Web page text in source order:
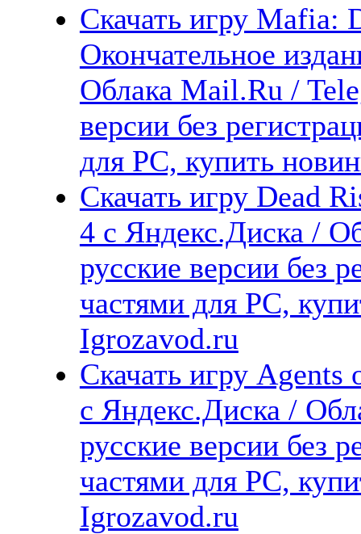
Скачать игру
Окончательное
Облака Mail.Ru /
версии без
для PC, купить
Скачать игру Dead
4 с Яндекс.Диска /
русские версии без
частями для PC,
Igrozavod.ru
Скачать игру
с Яндекс.Диска /
русские версии без
частями для PC,
Igrozavod.ru